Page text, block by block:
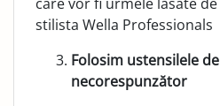
stilista Wella Professionals
Folosim ustensilele
necores­punzător